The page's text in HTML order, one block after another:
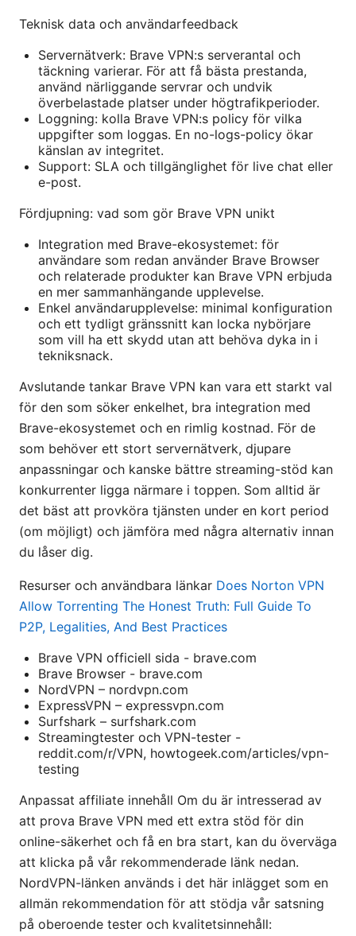
Teknisk data och användarfeedback
Servernätverk: Brave VPN:s serverantal och
täckning varierar. För att få bästa prestanda,
använd närliggande servrar och undvik
överbelastade platser under högtrafikperioder.
Loggning: kolla Brave VPN:s policy för vilka
uppgifter som loggas. En no-logs-policy ökar
känslan av integritet.
Support: SLA och tillgänglighet för live chat eller
e-post.
Fördjupning: vad som gör Brave VPN unikt
Integration med Brave-ekosystemet: för
användare som redan använder Brave Browser
och relaterade produkter kan Brave VPN erbjuda
en mer sammanhängande upplevelse.
Enkel användarupplevelse: minimal konfiguration
och ett tydligt gränssnitt kan locka nybörjare
som vill ha ett skydd utan att behöva dyka in i
tekniksnack.
Avslutande tankar Brave VPN kan vara ett starkt val
för den som söker enkelhet, bra integration med
Brave-ekosystemet och en rimlig kostnad. För de
som behöver ett stort servernätverk, djupare
anpassningar och kanske bättre streaming-stöd kan
konkurrenter ligga närmare i toppen. Som alltid är
det bäst att provköra tjänsten under en kort period
(om möjligt) och jämföra med några alternativ innan
du låser dig.
Resurser och användbara länkar Does Norton VPN
Allow Torrenting The Honest Truth: Full Guide To
P2P, Legalities, And Best Practices
Brave VPN officiell sida - brave.com
Brave Browser - brave.com
NordVPN – nordvpn.com
ExpressVPN – expressvpn.com
Surfshark – surfshark.com
Streamingtester och VPN-tester -
reddit.com/r/VPN, howtogeek.com/articles/vpn-
testing
Anpassat affiliate innehåll Om du är intresserad av
att prova Brave VPN med ett extra stöd för din
online-säkerhet och få en bra start, kan du överväga
att klicka på vår rekommenderade länk nedan.
NordVPN-länken används i det här inlägget som en
allmän rekommendation för att stödja vår satsning
på oberoende tester och kvalitetsinnehåll: